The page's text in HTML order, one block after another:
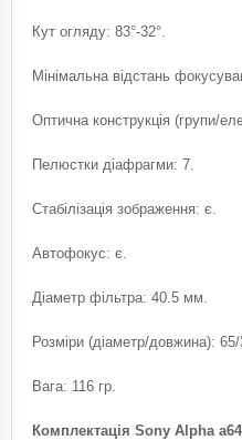
Кут огляду: 83°-32°.
Мінімальна відстань
Оптична конструкція (групи/
Пелюстки діафрагми: 7.
Стабілізація зображення: є.
Автофокус: є.
Діаметр фільтра: 40.5 мм.
Розміри (діаметр/довжина):
Вага: 116 гр.
Комплектація Sony Alpha